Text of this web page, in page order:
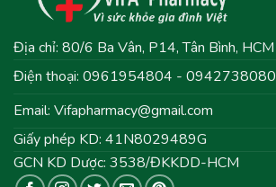
Địa chỉ: 80/6 Ba Vân, P14, Tân Bình, HCM
Điện thoại: 0961954804 - 0942738080
Email: Vifapharmacy@gmail.com
Giấy phép KD: 41N8029489G
GCN KD Dược: 3538/ĐKKDD-HCM